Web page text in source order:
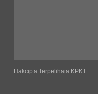
Hakcipta Terpelihara KPKT